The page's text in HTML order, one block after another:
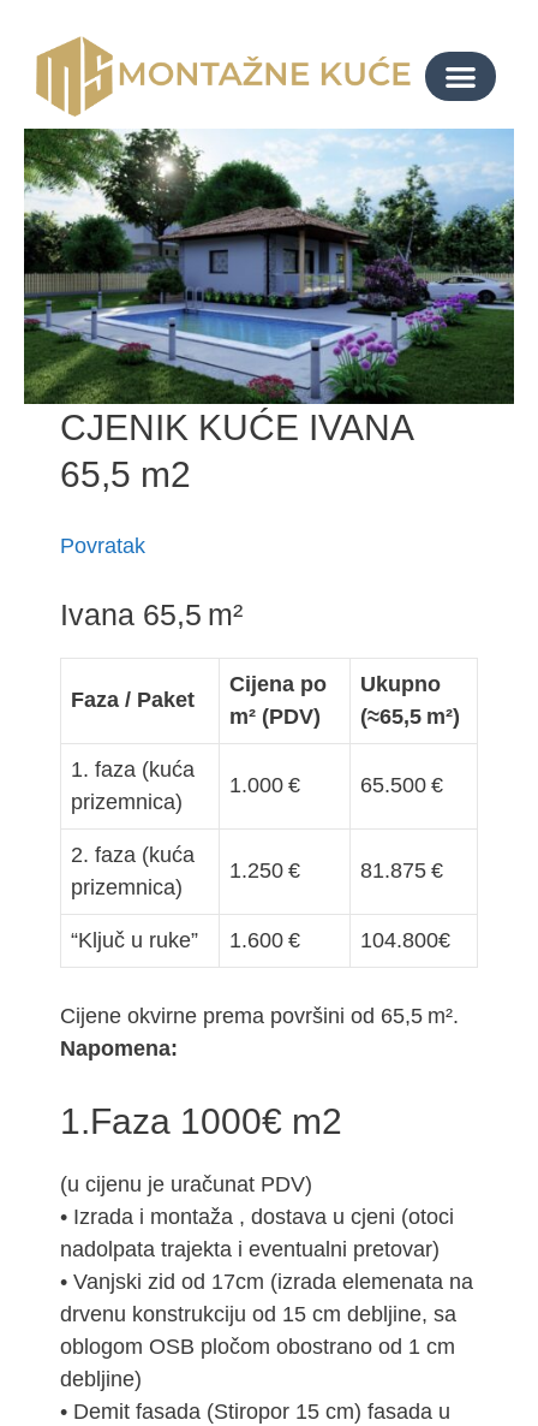
CJENIK KUĆE IVANA
65,5 m2
Povratak
Ivana 65,5 m²
Faza / Paket
Cijena po
m² (PDV)
Ukupno
(≈65,5 m²)
1. faza (kuća
prizemnica)
1.000 € 65.500 €
2. faza (kuća
prizemnica)
1.250 € 81.875 €
“Ključ u ruke” 1.600 € 104.800€
Cijene okvirne prema površini od 65,5 m².
Napomena:
1.Faza 1000€ m2
(u cijenu je uračunat PDV)
• Izrada i montaža , dostava u cjeni (otoci
nadolpata trajekta i eventualni pretovar)
• Vanjski zid od 17cm (izrada elemenata na
drvenu konstrukciju od 15 cm debljine, sa
oblogom OSB pločom obostrano od 1 cm
debljine)
• Demit fasada (Stiropor 15 cm) fasada u